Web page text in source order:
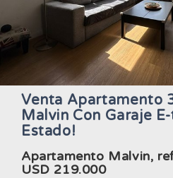
Venta Apartamento
Malvin Con Garaje
Estado!
Apartamento Malvin,
USD 219.000